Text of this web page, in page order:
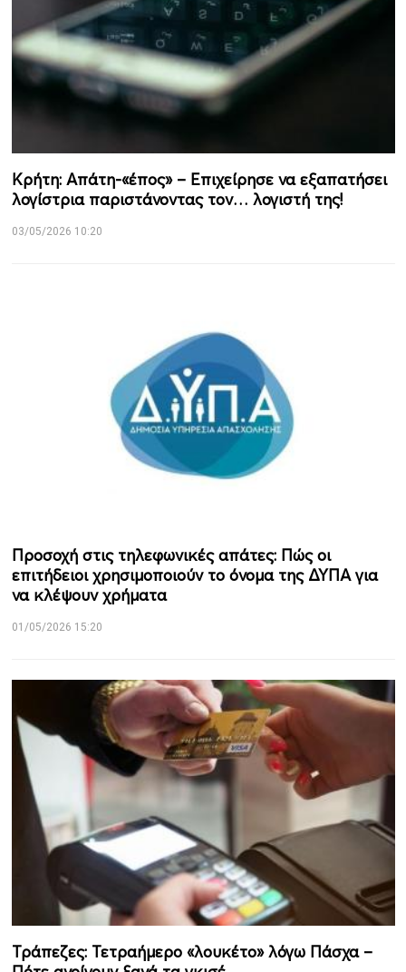
Κρήτη: Απάτη-«έπος» – Επιχείρησε να εξαπατήσει
λογίστρια παριστάνοντας τον… λογιστή της!
03/05/2026 10:20
Προσοχή στις τηλεφωνικές απάτες: Πώς οι
επιτήδειοι χρησιμοποιούν το όνομα της ΔΥΠΑ για
να κλέψουν χρήματα
01/05/2026 15:20
Τράπεζες: Τετραήμερο «λουκέτο» λόγω Πάσχα –